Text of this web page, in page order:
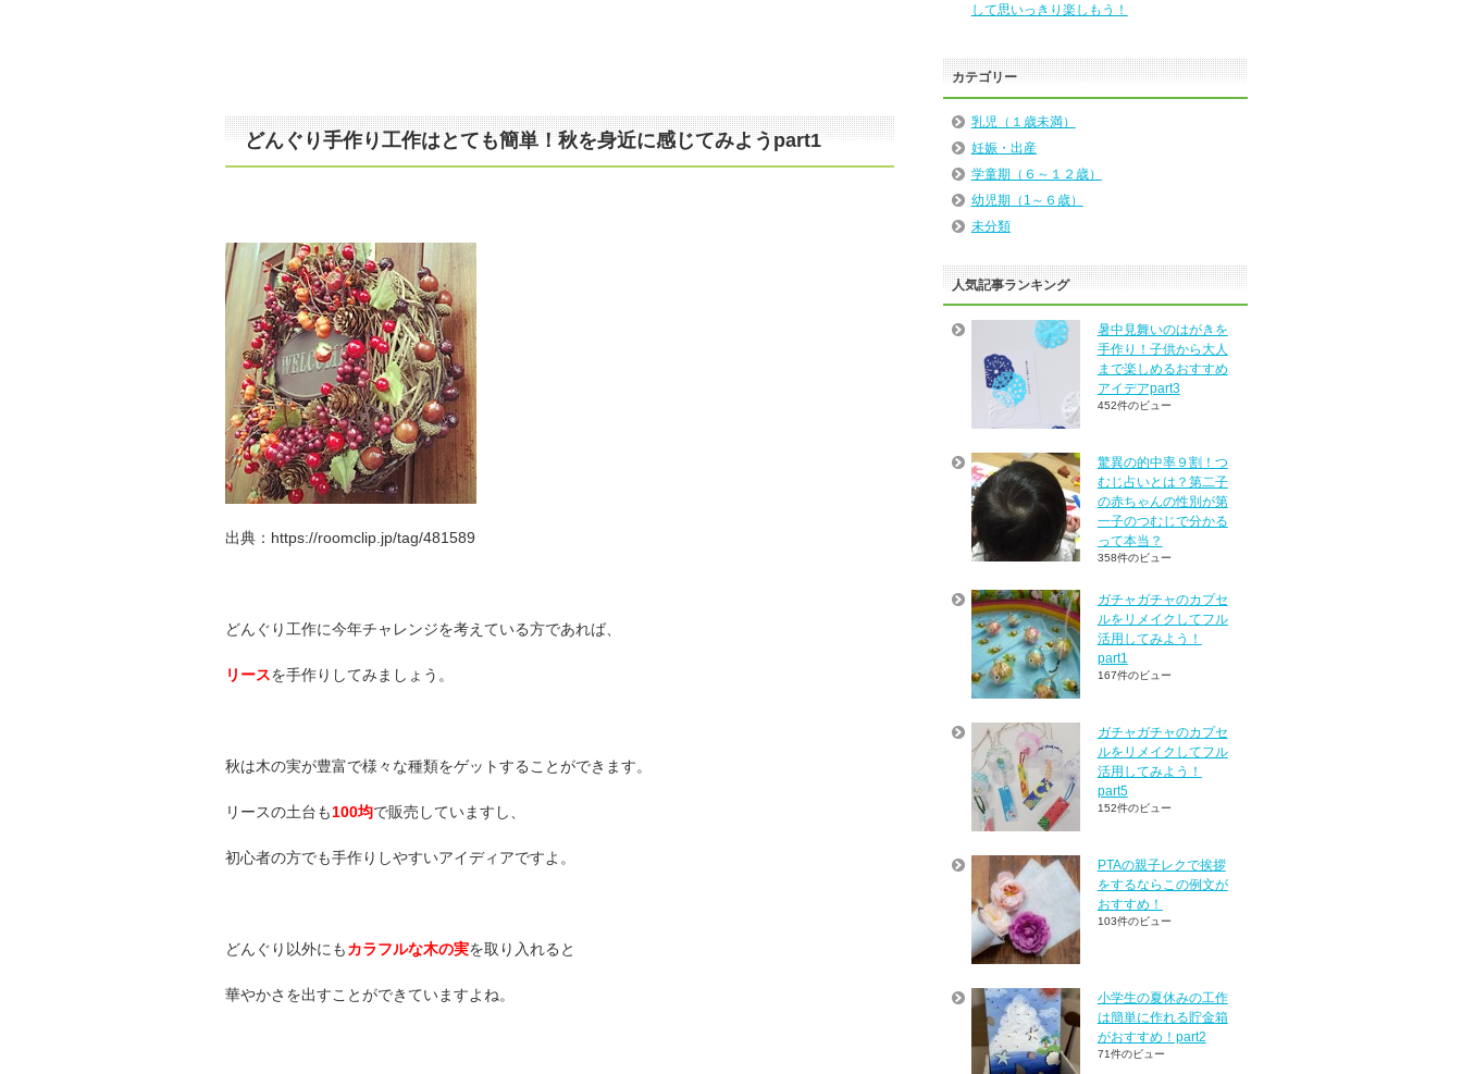
どんぐり手作り工作はとても簡単！秋を身近に感じてみようpart1
出典：https://roomclip.jp/tag/481589
どんぐり工作に今年チャレンジを考えている方であれば、
リースを手作りしてみましょう。
秋は木の実が豊富で様々な種類をゲットすることができます。
リースの土台も100均で販売していますし、
初心者の方でも手作りしやすいアイディアですよ。
どんぐり以外にもカラフルな木の実を取り入れると
華やかさを出すことができていますよね。
して思いっきり楽しもう！
カテゴリー
乳児（１歳未満）
妊娠・出産
学童期（６～１２歳）
幼児期（1～６歳）
未分類
人気記事ランキング
暑中見舞いのはがきを
手作り！子供から大人
まで楽しめるおすすめ
アイデアpart3
452件のビュー
驚異の的中率９割！つ
むじ占いとは？第二子
の赤ちゃんの性別が第
一子のつむじで分かる
って本当？
358件のビュー
ガチャガチャのカプセ
ルをリメイクしてフル
活用してみよう！
part1
167件のビュー
ガチャガチャのカプセ
ルをリメイクしてフル
活用してみよう！
part5
152件のビュー
PTAの親子レクで挨拶
をするならこの例文が
おすすめ！
103件のビュー
小学生の夏休みの工作
は簡単に作れる貯金箱
がおすすめ！part2
71件のビュー